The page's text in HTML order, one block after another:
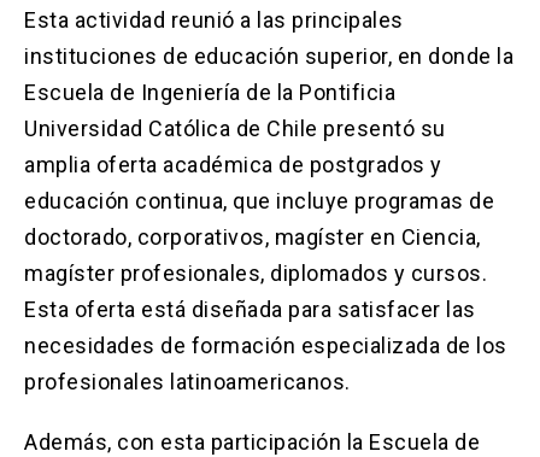
pestaña)
en
nueva
pestaña)
Biblioteca launch
(El
se
abre
una
nueva
pestaña)
Mi Portal UC
(El
se
abre
una
nueva
pestaña)
Correo launch
(El
enlace
se
abre
en
una
nueva
pestaña)
Esta actividad reunió a las principales
instituciones de educación superior, en donde la
Escuela de Ingeniería de la Pontificia
Universidad Católica de Chile presentó su
amplia oferta académica de postgrados y
educación continua, que incluye programas de
doctorado, corporativos, magíster en Ciencia,
magíster profesionales, diplomados y cursos.
Esta oferta está diseñada para satisfacer las
necesidades de formación especializada de los
profesionales latinoamericanos.
Además, con esta participación la Escuela de